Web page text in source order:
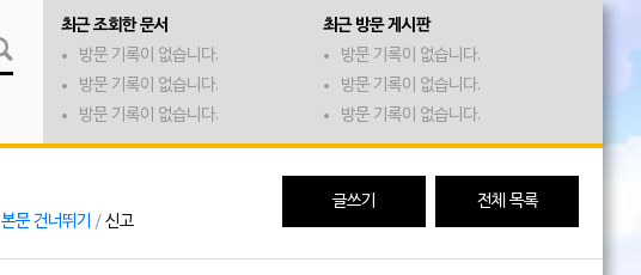
최근 조회한 문서
방문 기록이 없습니다.
방문 기록이 없습니다.
방문 기록이 없습니다.
최근 방문 게시판
방문 기록이 없습니다.
방문 기록이 없습니다.
방문 기록이 없습니다.
본문 건너뛰기 / 신고
글쓰기 전체 목록